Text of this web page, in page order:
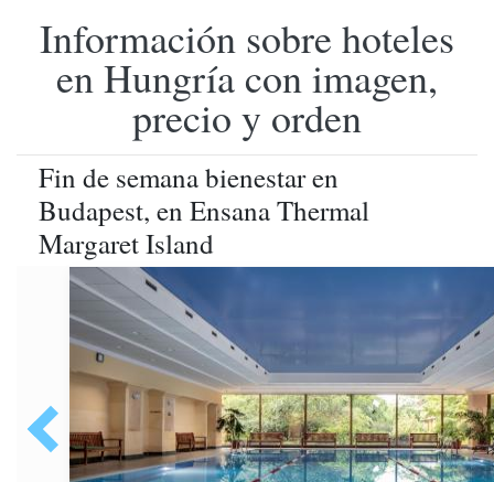
Información sobre hoteles
en Hungría con imagen,
precio y orden
Fin de semana bienestar en
Budapest, en Ensana Thermal
Margaret Island